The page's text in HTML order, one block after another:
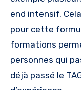
end intensif.
pour cette
formations
personnes qui
déjà passé le